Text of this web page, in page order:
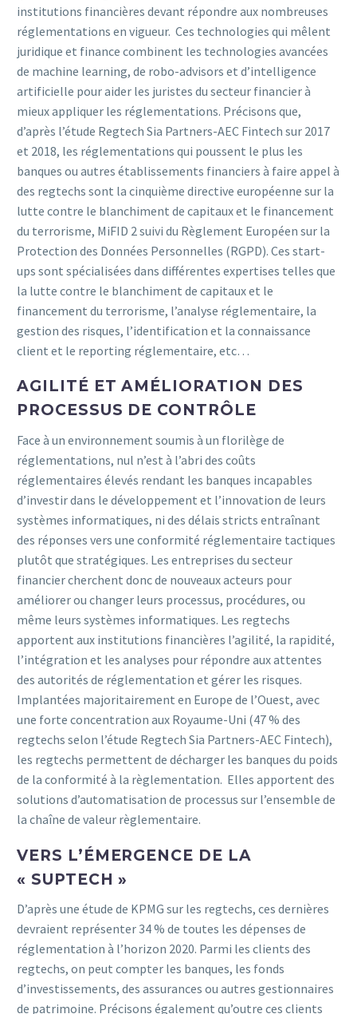
institutions financières devant répondre aux nombreuses
réglementations en vigueur. Ces technologies qui mêlent
juridique et finance combinent les technologies avancées
de machine learning, de robo-advisors et d’intelligence
artificielle pour aider les juristes du secteur financier à
mieux appliquer les réglementations. Précisons que,
d’après l’étude Regtech Sia Partners-AEC Fintech sur 2017
et 2018, les réglementations qui poussent le plus les
banques ou autres établissements financiers à faire appel à
des regtechs sont la cinquième directive européenne sur la
lutte contre le blanchiment de capitaux et le financement
du terrorisme, MiFID 2 suivi du Règlement Européen sur la
Protection des Données Personnelles (RGPD). Ces start-
ups sont spécialisées dans différentes expertises telles que
la lutte contre le blanchiment de capitaux et le
financement du terrorisme, l’analyse réglementaire, la
gestion des risques, l’identification et la connaissance
client et le reporting réglementaire, etc…
AGILITÉ ET AMÉLIORATION DES
PROCESSUS DE CONTRÔLE
Face à un environnement soumis à un florilège de
réglementations, nul n’est à l’abri des coûts
réglementaires élevés rendant les banques incapables
d’investir dans le développement et l’innovation de leurs
systèmes informatiques, ni des délais stricts entraînant
des réponses vers une conformité réglementaire tactiques
plutôt que stratégiques. Les entreprises du secteur
financier cherchent donc de nouveaux acteurs pour
améliorer ou changer leurs processus, procédures, ou
même leurs systèmes informatiques. Les regtechs
apportent aux institutions financières l’agilité, la rapidité,
l’intégration et les analyses pour répondre aux attentes
des autorités de réglementation et gérer les risques.
Implantées majoritairement en Europe de l’Ouest, avec
une forte concentration aux Royaume-Uni (47 % des
regtechs selon l’étude Regtech Sia Partners-AEC Fintech),
les regtechs permettent de décharger les banques du poids
de la conformité à la règlementation. Elles apportent des
solutions d’automatisation de processus sur l’ensemble de
la chaîne de valeur règlementaire.
VERS L’ÉMERGENCE DE LA
« SUPTECH »
D’après une étude de KPMG sur les regtechs, ces dernières
devraient représenter 34 % de toutes les dépenses de
réglementation à l’horizon 2020. Parmi les clients des
regtechs, on peut compter les banques, les fonds
d’investissements, des assurances ou autres gestionnaires
de patrimoine. Précisons également qu’outre ces clients